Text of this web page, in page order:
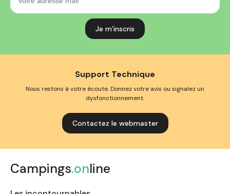
mail
Support Technique
Nous restons à votre écoute. Donnez votre avis ou signalez un
dysfonctionnement.
Contactez le webmaster
Campings.online